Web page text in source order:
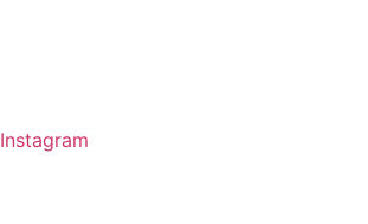
Instagram